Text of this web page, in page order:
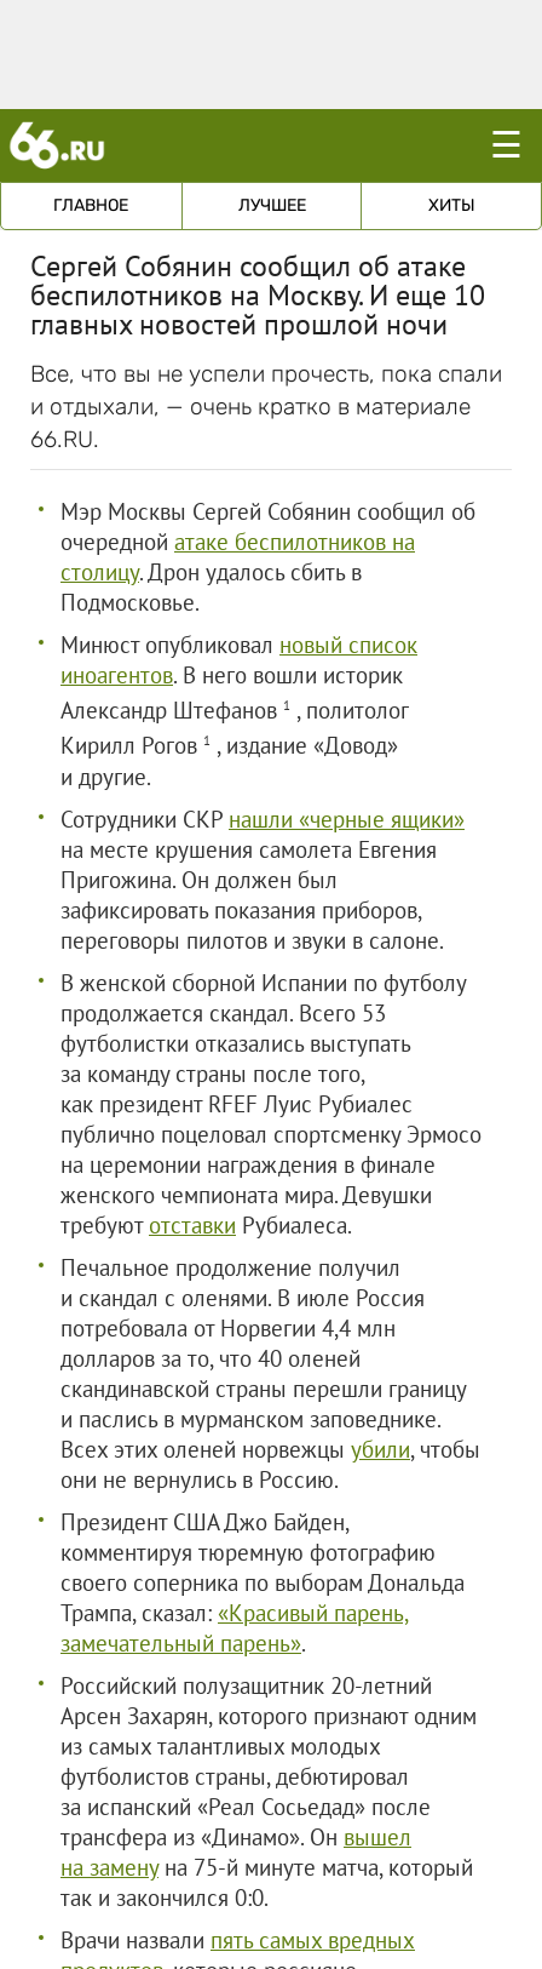
☰
ГЛАВНОЕ ЛУЧШЕЕ ХИТЫ
Сергей Собянин сообщил об атаке
беспилотников на Москву. И еще 10
главных новостей прошлой ночи
Все, что вы не успели прочесть, пока спали
и отдыхали, — очень кратко в материале
66.RU.
Мэр Москвы Сергей Собянин сообщил об
очередной атаке беспилотников на
столицу. Дрон удалось сбить в
Подмосковье.
Минюст опубликовал новый список
иноагентов. В него вошли историк
Александр Штефанов 1 , политолог
Кирилл Рогов 1 , издание «Довод»
и другие.
Сотрудники СКР нашли «черные ящики»
на месте крушения самолета Евгения
Пригожина. Он должен был
зафиксировать показания приборов,
переговоры пилотов и звуки в салоне.
В женской сборной Испании по футболу
продолжается скандал. Всего 53
футболистки отказались выступать
за команду страны после того,
как президент RFEF Луис Рубиалес
публично поцеловал спортсменку Эрмосо
на церемонии награждения в финале
женского чемпионата мира. Девушки
требуют отставки Рубиалеса.
Печальное продолжение получил
и скандал с оленями. В июле Россия
потребовала от Норвегии 4,4 млн
долларов за то, что 40 оленей
скандинавской страны перешли границу
и паслись в мурманском заповеднике.
Всех этих оленей норвежцы убили, чтобы
они не вернулись в Россию.
Президент США Джо Байден,
комментируя тюремную фотографию
своего соперника по выборам Дональда
Трампа, сказал: «Красивый парень,
замечательный парень».
Российский полузащитник 20-летний
Арсен Захарян, которого признают одним
из самых талантливых молодых
футболистов страны, дебютировал
за испанский «Реал Сосьедад» после
трансфера из «Динамо». Он вышел
на заменуна 75-й минуте матча, который
так и закончился 0:0.
Врачи назвали пять самых вредных